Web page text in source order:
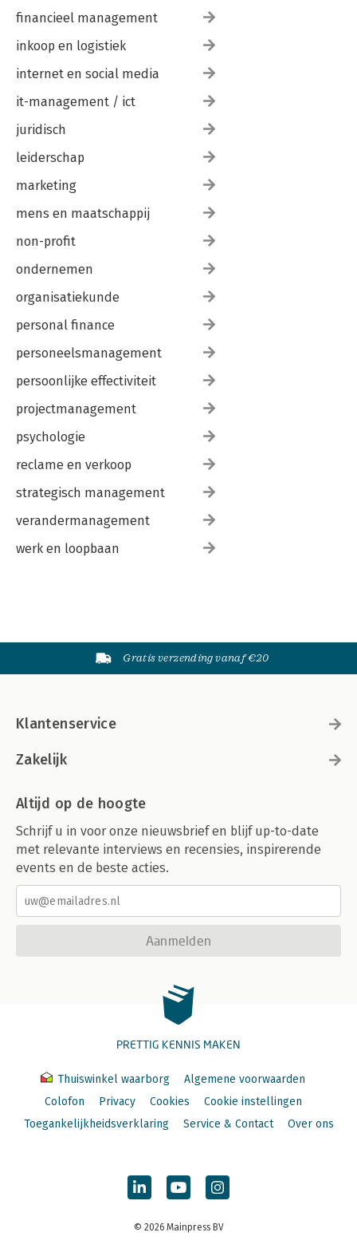
financieel management
inkoop en logistiek
internet en social media
it-management / ict
juridisch
leiderschap
marketing
mens en maatschappij
non-profit
ondernemen
organisatiekunde
personal finance
personeelsmanagement
persoonlijke effectiviteit
projectmanagement
psychologie
reclame en verkoop
strategisch management
verandermanagement
werk en loopbaan
Gratis verzending vanaf €20
Klantenservice
Zakelijk
Altijd op de hoogte
Schrijf u in voor onze nieuwsbrief en blijf up-to-date
met relevante interviews en recensies, inspirerende
events en de beste acties.
Aanmelden
PRETTIG KENNIS MAKEN
Thuiswinkel waarborg
Algemene voorwaarden
Colofon
Privacy Cookies
Cookie instellingen
Toegankelijkheidsverklaring
Service & Contact Over ons
© 2026 Mainpress BV